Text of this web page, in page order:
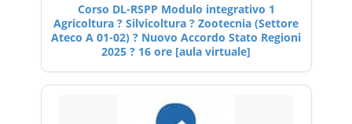
Corso DL-RSPP Modulo integrativo 1
Agricoltura ? Silvicoltura ? Zootecnia (Settore
Ateco A 01-02) ? Nuovo Accordo Stato Regioni
2025 ? 16 ore [aula virtuale]